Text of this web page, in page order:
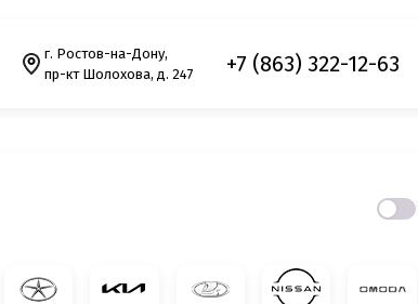
г. Ростов-на-Дону,
пр-кт Шолохова, д. 247
+7 (863) 322-12-63